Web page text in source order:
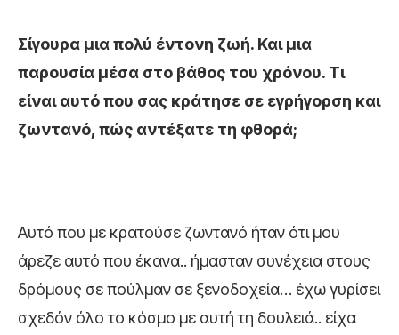
Σίγουρα μια πολύ έντονη ζωή. Και μια
παρουσία μέσα στο βάθος του χρόνου. Τι
είναι αυτό που σας κράτησε σε εγρήγορση και
ζωντανό, πώς αντέξατε τη φθορά;
Αυτό που με κρατούσε ζωντανό ήταν ότι μου
άρεζε αυτό που έκανα.. ήμασταν συνέχεια στους
δρόμους σε πούλμαν σε ξενοδοχεία… έχω γυρίσει
σχεδόν όλο το κόσμο με αυτή τη δουλειά.. είχα